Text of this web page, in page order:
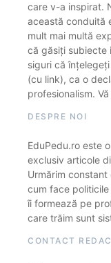
care v-a inspirat.
această conduită
mult mai multă
că găsiți subiecte
siguri că
(cu link), ca o
profesionalism.
DESPRE NOI
EduPedu.ro este
exclusiv articole
Urmărim
cum face
îi formează pe
care trăim sunt
CONTACT